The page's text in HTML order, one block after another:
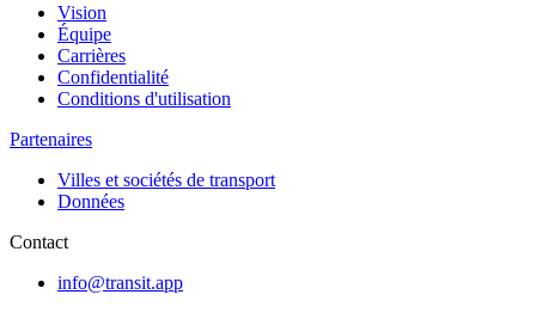
Vision
Équipe
Carrières
Confidentialité
Conditions d'utilisation
Partenaires
Villes et sociétés de transport
Données
Contact
info@transit.app